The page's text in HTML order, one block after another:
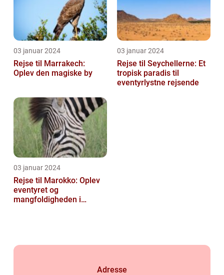
03 januar 2024
Rejse til Marrakech:
Oplev den magiske by
03 januar 2024
Rejse til Seychellerne: Et
tropisk paradis til
eventyrlystne rejsende
03 januar 2024
Rejse til Marokko: Oplev
eventyret og
mangfoldigheden i
Adresse